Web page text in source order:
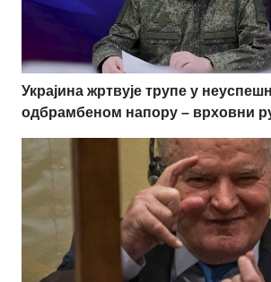
Украјина жртвује трупе у
одбрамбеном напору – врховни